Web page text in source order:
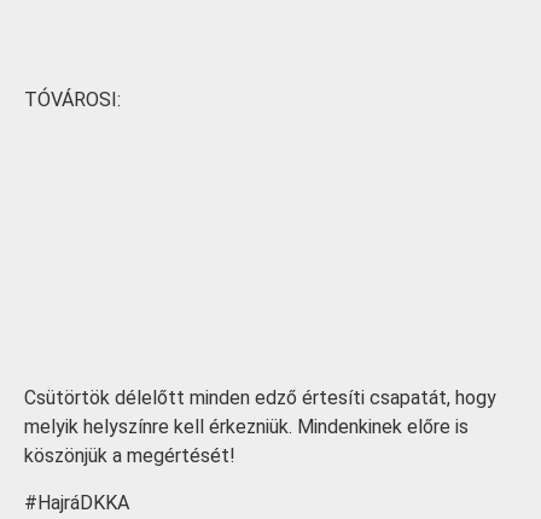
TÓVÁROSI:
Csütörtök délelőtt minden edző értesíti csapatát, hogy
melyik helyszínre kell érkezniük. Mindenkinek előre is
köszönjük a megértését!
#HajráDKKA